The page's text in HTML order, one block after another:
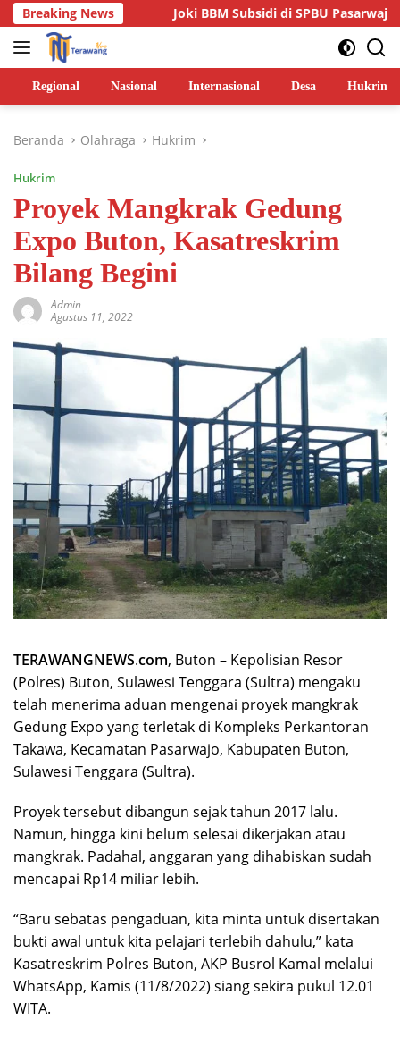
Langsung
ke
konten
Breaking NewsJoki BBM Subsidi di SPBU Pasarwajo Makin Marak,
Regional Nasional Internasional Desa Hukrim
Beranda Olahraga Hukrim
Hukrim
Proyek Mangkrak Gedung
Expo Buton, Kasatreskrim
Bilang Begini
Admin
Agustus 11, 2022
TERAWANGNEWS.com, Buton – Kepolisian Resor
(Polres) Buton, Sulawesi Tenggara (Sultra) mengaku
telah menerima aduan mengenai proyek mangkrak
Gedung Expo yang terletak di Kompleks Perkantoran
Takawa, Kecamatan Pasarwajo, Kabupaten Buton,
Sulawesi Tenggara (Sultra).
Proyek tersebut dibangun sejak tahun 2017 lalu.
Namun, hingga kini belum selesai dikerjakan atau
mangkrak. Padahal, anggaran yang dihabiskan sudah
mencapai Rp14 miliar lebih.
“Baru sebatas pengaduan, kita minta untuk disertakan
bukti awal untuk kita pelajari terlebih dahulu,” kata
Kasatreskrim Polres Buton, AKP Busrol Kamal melalui
WhatsApp, Kamis (11/8/2022) siang sekira pukul 12.01
WITA.